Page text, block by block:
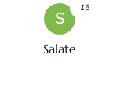
S
Salate
16